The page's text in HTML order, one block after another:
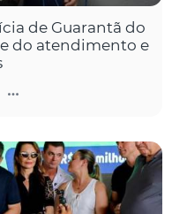
de Guarantã do
do atendimento e